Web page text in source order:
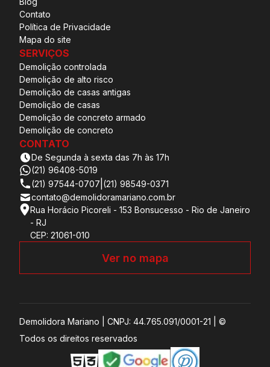
Contato
Política de Privacidade
Mapa do site
SERVIÇOS
Demolição controlada
Demolição de alto risco
Demolição de casas antigas
Demolição de casas
Demolição de concreto armado
Demolição de concreto
CONTATO
De Segunda à sexta das 7h às 17h
(21) 96408-5019
(21) 97544-0707 (21) 98549-0371
contato@demolidoramariano.com.br
Rua Horácio Picoreli - 153 Bonsucesso - Rio de Janeiro
- RJ
CEP: 21061-010
Ver no mapa
Demolidora Mariano | CNPJ: 44.765.091/0001-21 | ©
Todos os direitos reservados